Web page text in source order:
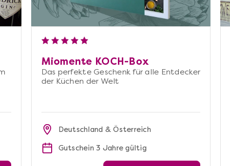
Miomente KOCH-Box
Das perfekte Geschenk für alle Entdecker
der Küchen der Welt
Deutschland & Österreich
Gutschein 3 Jahre gültig